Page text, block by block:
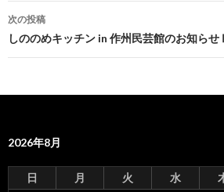
稿
ナ
ゲ
シ
ョ
次の投稿
しののめキッチン in 作州民芸館のお知らせ
2026年8月
日 月 火 水